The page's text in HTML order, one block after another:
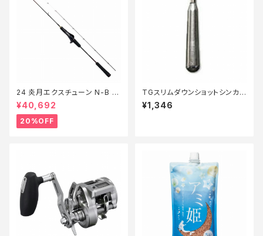
24 炎月エクスチューン N-B 51
0ML-FS/LEFT【特価ロッド】【2
0】
¥40,692
20%OFF
TGスリムダウンショットシンカ
ー 1/2oz(14.0g)
¥1,346